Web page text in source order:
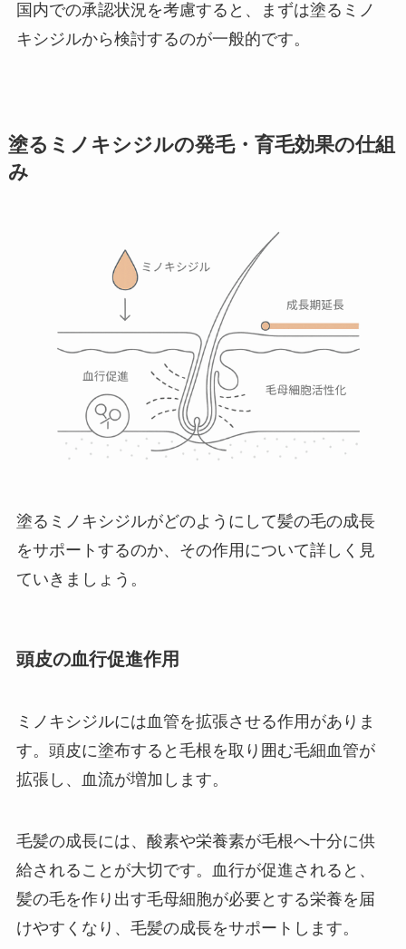
国内での承認状況を考慮すると、まずは塗るミノ
キシジルから検討するのが一般的です。
塗るミノキシジルの発毛・育毛効果の仕組
み
塗るミノキシジルがどのようにして髪の毛の成長
をサポートするのか、その作用について詳しく見
ていきましょう。
頭皮の血行促進作用
ミノキシジルには血管を拡張させる作用がありま
す。頭皮に塗布すると毛根を取り囲む毛細血管が
拡張し、血流が増加します。
毛髪の成長には、酸素や栄養素が毛根へ十分に供
給されることが大切です。血行が促進されると、
髪の毛を作り出す毛母細胞が必要とする栄養を届
けやすくなり、毛髪の成長をサポートします。